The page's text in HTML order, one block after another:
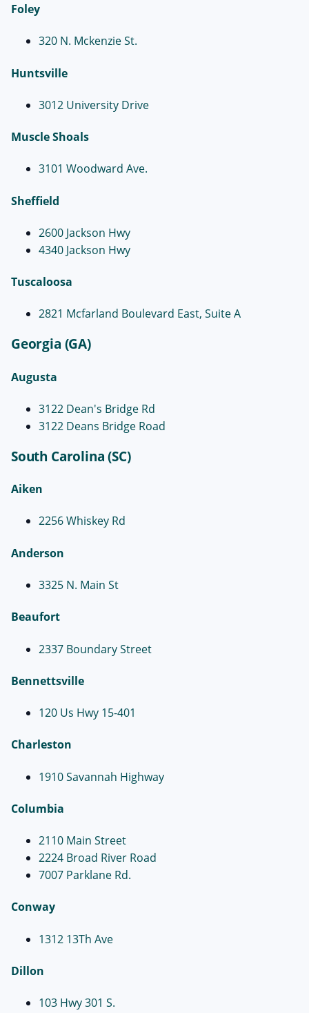
Foley
320 N. Mckenzie St.
Huntsville
3012 University Drive
Muscle Shoals
3101 Woodward Ave.
Sheffield
2600 Jackson Hwy
4340 Jackson Hwy
Tuscaloosa
2821 Mcfarland Boulevard East, Suite A
Georgia (GA)
Augusta
3122 Dean's Bridge Rd
3122 Deans Bridge Road
South Carolina (SC)
Aiken
2256 Whiskey Rd
Anderson
3325 N. Main St
Beaufort
2337 Boundary Street
Bennettsville
120 Us Hwy 15-401
Charleston
1910 Savannah Highway
Columbia
2110 Main Street
2224 Broad River Road
7007 Parklane Rd.
Conway
1312 13Th Ave
Dillon
103 Hwy 301 S.